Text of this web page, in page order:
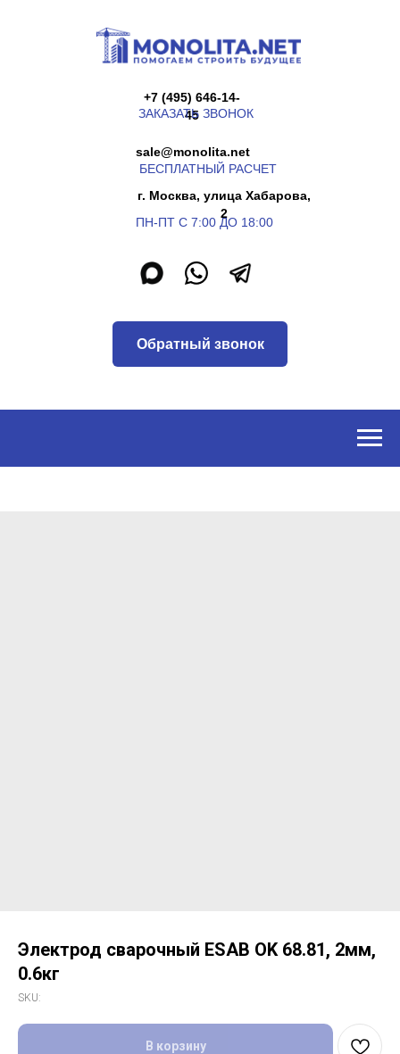
г. Москва, улица Хабарова,
ПН-ПТ С 7:00 ДО 18:00
45
ЗАКАЗАТЬ ЗВОНОК
БЕСПЛАТНЫЙ РАСЧЕТ
Электрод сварочный ESAB OK 68.81, 2мм,
0.6кг
SKU:
В корзину